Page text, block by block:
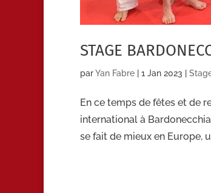
STAGE
parYan Fabre 1 Jan 2023
En ce temps de fêtes et de
international à
se fait de mieux en Europe,